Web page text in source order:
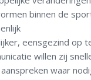
binnen de
eensgezind op
willen zij
waar